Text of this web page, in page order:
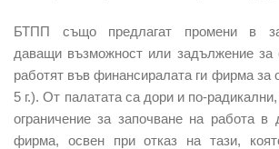
БТПП също предлагат промени в
даващи възможност или задължение за
работят във финансиралата ги фирма за
5 г.). От палатата са дори и по-
ограничение за започване на работа в
фирма, освен при отказ на тази,